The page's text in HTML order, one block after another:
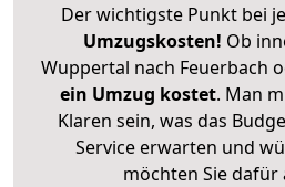
Der wichtigste Punkt bei
Umzugskosten! Ob
Wuppertal nach Feuerbach
ein Umzug kostet. Man
Klaren sein, was das
Service erwarten und
möchten Sie dafür